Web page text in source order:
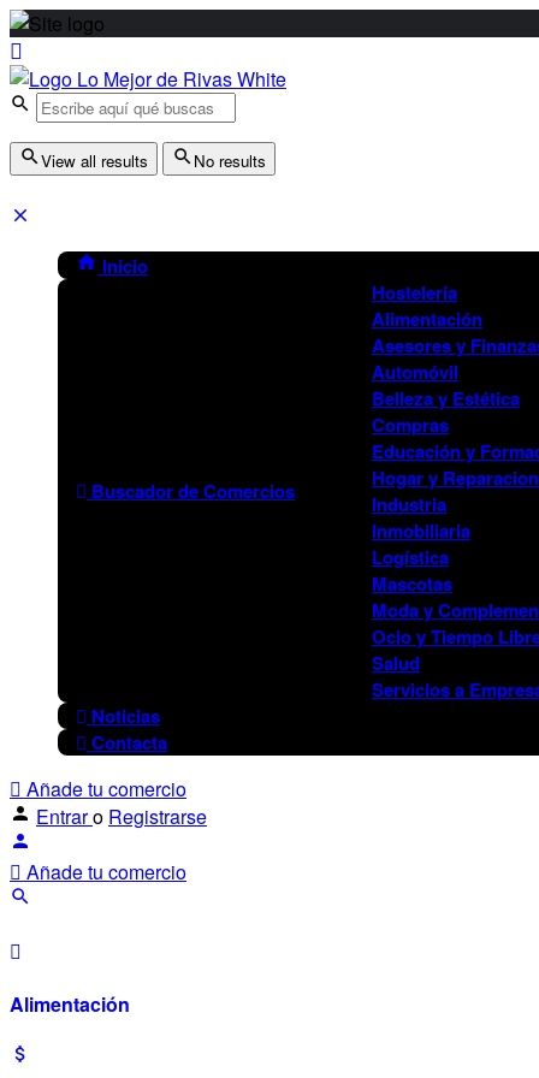
View all results No results
Inicio
Buscador de Comercios
Hostelería
Alimentación
Asesores y
Automóvil
Belleza y Estética
Compras
Educación y
Hogar y
Industria
Inmobiliaria
Logística
Mascotas
Moda y
Ocio y Tiempo
Salud
Servicios a
Noticias
Contacta
Añade tu comercio
Entraro Registrarse
Añade tu comercio
Alimentación